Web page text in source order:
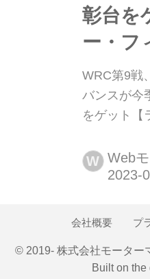
彰台を
ー・フ
WRC第9戦
バンスが今
をゲット【
世界ラリー
ンランドが
ン・エバン
トヨタの勝
レ・ロバン
W Web
会社概要 プ
© 2019- 株式会社モーター
Built on the